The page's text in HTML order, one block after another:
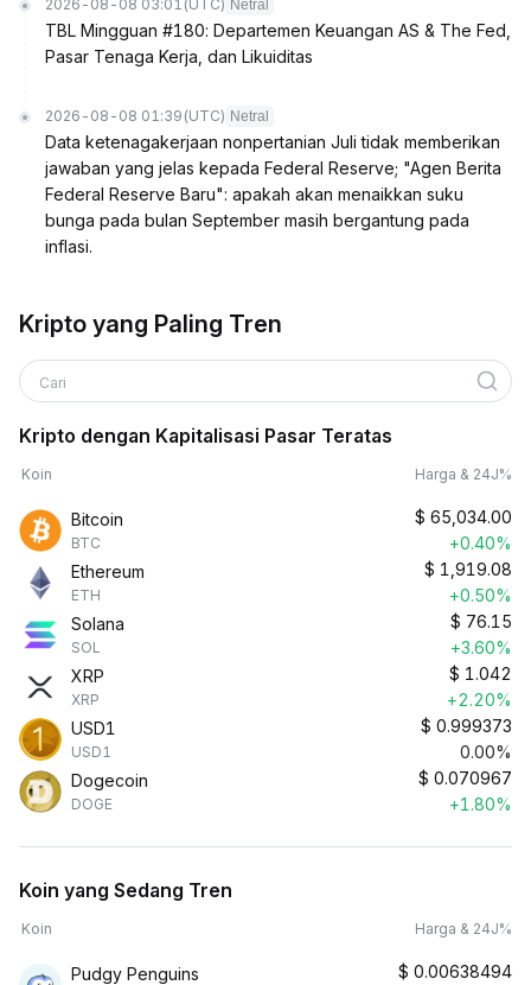
2026-08-08 03:01 (UTC) Netral
TBL Mingguan #180: Departemen Keuangan AS & The Fed,
Pasar Tenaga Kerja, dan Likuiditas
2026-08-08 01:39 (UTC) Netral
Data ketenagakerjaan nonpertanian Juli tidak memberikan
jawaban yang jelas kepada Federal Reserve; "Agen Berita
Federal Reserve Baru": apakah akan menaikkan suku
bunga pada bulan September masih bergantung pada
inflasi.
Kripto yang Paling Tren
Cari
Kripto dengan Kapitalisasi Pasar Teratas
Koin Harga & 24J%
Bitcoin
BTC
$ 65,034.00
+0.40%
Ethereum
ETH
$ 1,919.08
+0.50%
Solana
SOL
$ 76.15
+3.60%
XRP
XRP
$ 1.042
+2.20%
USD1
USD1
$ 0.999373
0.00%
Dogecoin
DOGE
$ 0.070967
+1.80%
Koin yang Sedang Tren
Koin Harga & 24J%
Pudgy Penguins $ 0.00638494